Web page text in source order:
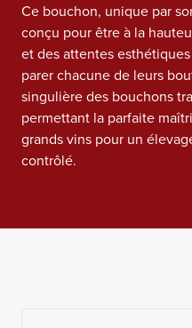
Ce bouchon, unique par
conçu pour être à la
et des attentes
parer chacune de leurs
singulière des bouchons
permettant la parfaite
grands vins pour un
contrôlé.